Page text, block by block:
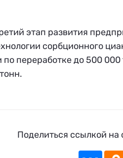
этап развития
сорбционного
переработке до 500
Поделиться ссылкой на